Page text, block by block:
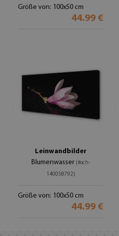
Größe von: 100x50 cm
44.99 €
Leinwandbilder
Blumenwasser (#och-
140058792)
Größe von: 100x50 cm
44.99 €